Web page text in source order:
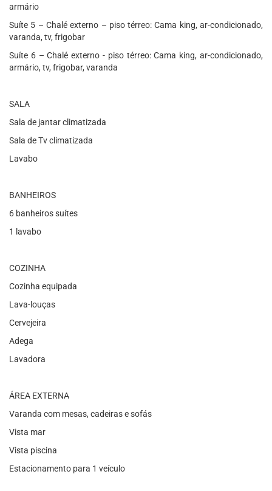
armário
Suíte 5 – Chalé externo – piso térreo: Cama king, ar-condicionado,
varanda, tv, frigobar
Suíte 6 – Chalé externo - piso térreo: Cama king, ar-condicionado,
armário, tv, frigobar, varanda
SALA
Sala de jantar climatizada
Sala de Tv climatizada
Lavabo
BANHEIROS
6 banheiros suítes
1 lavabo
COZINHA
Cozinha equipada
Lava-louças
Cervejeira
Adega
Lavadora
ÁREA EXTERNA
Varanda com mesas, cadeiras e sofás
Vista mar
Vista piscina
Estacionamento para 1 veículo